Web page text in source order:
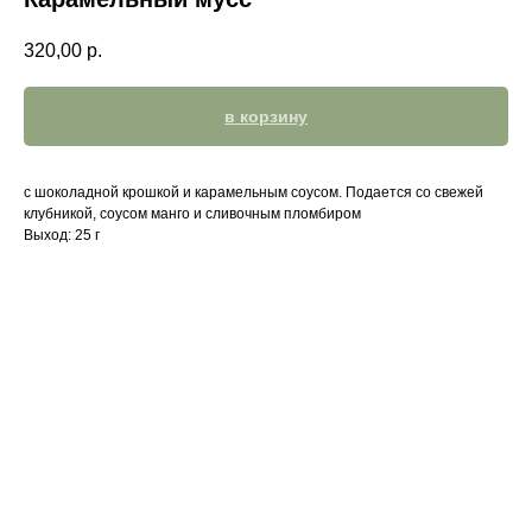
320,00 р.
в корзину
с шоколадной крошкой и карамельным соусом. Подается со свежей
клубникой, соусом манго и сливочным пломбиром
Выход: 25 г